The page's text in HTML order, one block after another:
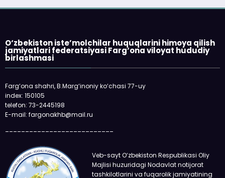
O‘zbekiston iste’molchilar huquqlarini himoya qilish
jamiyatlari federatsiyasi Farg‘ona viloyat hududiy
birlashmasi
Farg‘ona shahri, B.Marg‘inoniy ko‘chasi 77-uy
index: 150105
telefon: 73-2445198
E-mail: fargonakhb@mail.ru
Veb-sayt O‘zbekiston Respublikasi Oliy
Majlisi huzuridagi Nodavlat notijorat
tashkilotlarini va fuqarolik jamiyatining